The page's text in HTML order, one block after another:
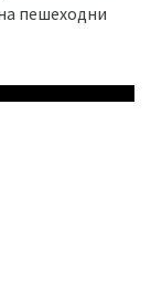
пешеходни